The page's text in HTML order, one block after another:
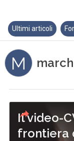
Ultimi articoli
M
Il video-
frontiera